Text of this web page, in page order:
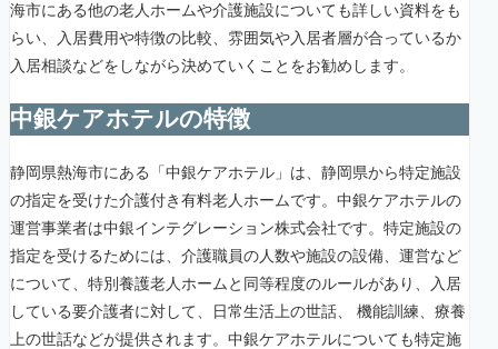
海市にある他の老人ホームや介護施設についても詳しい資料をも
らい、入居費用や特徴の比較、雰囲気や入居者層が合っているか
入居相談などをしながら決めていくことをお勧めします。
中銀ケアホテルの特徴
静岡県熱海市にある「中銀ケアホテル」は、静岡県から特定施設
の指定を受けた介護付き有料老人ホームです。中銀ケアホテルの
運営事業者は中銀インテグレーション株式会社です。特定施設の
指定を受けるためには、介護職員の人数や施設の設備、運営など
について、特別養護老人ホームと同等程度のルールがあり、入居
している要介護者に対して、日常生活上の世話、 機能訓練、療養
上の世話などが提供されます。中銀ケアホテルについても特定施